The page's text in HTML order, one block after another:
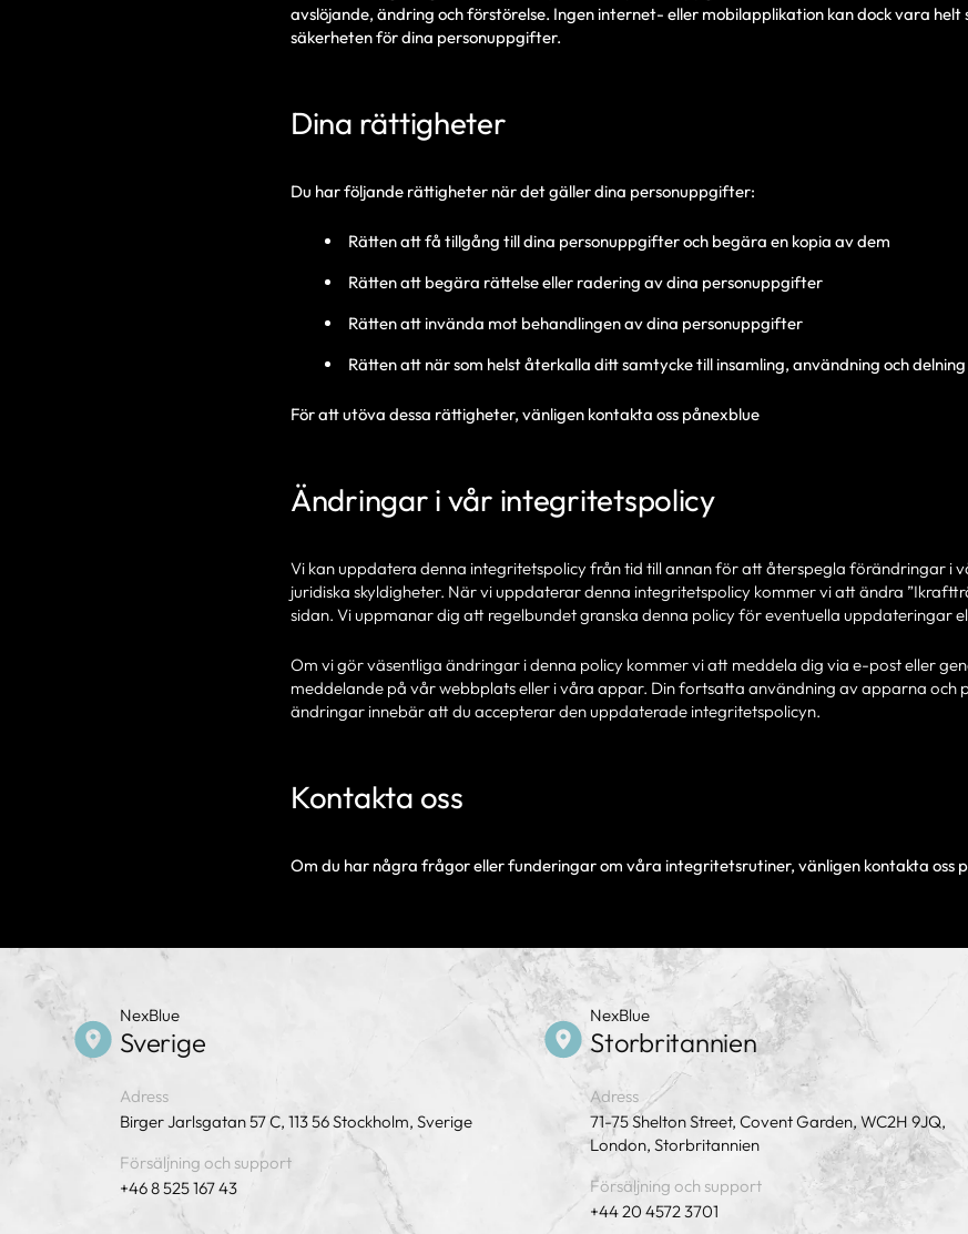
avslöjande, ändring och förstörelse. Ingen internet- eller mobilapplikation kan dock vara helt
säkerheten för dina personuppgifter.
Dina rättigheter
Du har följande rättigheter när det gäller dina personuppgifter:
Rätten att få tillgång till dina personuppgifter och begära en kopia av dem
Rätten att begära rättelse eller radering av dina personuppgifter
Rätten att invända mot behandlingen av dina personuppgifter
Rätten att när som helst återkalla ditt samtycke till insamling, användning och
För att utöva dessa rättigheter, vänligen kontakta oss pånexblue
Ändringar i vår integritetspolicy
Vi kan uppdatera denna integritetspolicy från tid till annan för att återspegla förändringar i
juridiska skyldigheter. När vi uppdaterar denna integritetspolicy kommer vi att ändra
sidan. Vi uppmanar dig att regelbundet granska denna policy för eventuella uppdateringar
Om vi gör väsentliga ändringar i denna policy kommer vi att meddela dig via e-post eller
meddelande på vår webbplats eller i våra appar. Din fortsatta användning av apparna och
ändringar innebär att du accepterar den uppdaterade integritetspolicyn.
Kontakta oss
Om du har några frågor eller funderingar om våra integritetsrutiner, vänligen kontakta oss
NexBlue
Sverige
Adress
Birger Jarlsgatan 57 C, 113 56 Stockholm, Sverige
Försäljning och support
+46 8 525 167 43
NexBlue
Storbritannien
Adress
71-75 Shelton Street, Covent Garden, WC2H 9JQ,
London, Storbritannien
Försäljning och support
+44 20 4572 3701